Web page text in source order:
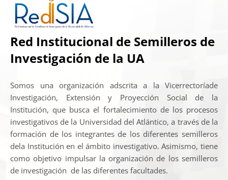
Red Institucional de Semilleros de
Investigación de la UA
Somos una organización adscrita a la Vicerrectoríade
Investigación, Extensión y Proyección Social de la
Institución, que busca el fortalecimiento de los procesos
investigativos de la Universidad del Atlántico, a través de la
formación de los integrantes de los diferentes semilleros
dela Institución en el ámbito investigativo. Asimismo, tiene
como objetivo impulsar la organización de los semilleros
de investigación de las diferentes facultades.